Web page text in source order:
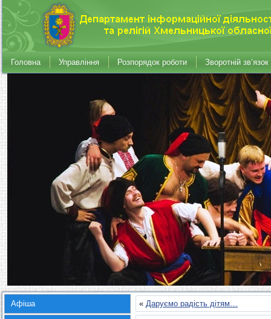
Головна Управління Розпорядок роботи Зворотній зв’язок
Афіша « Даруємо радість дітям…